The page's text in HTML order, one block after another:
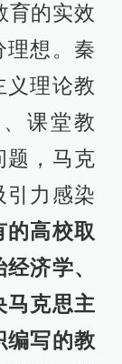
的实效
理想。秦
义理论教
课堂教
题，马克
引力感染
的高校取
济学、
马克思主
编写的教